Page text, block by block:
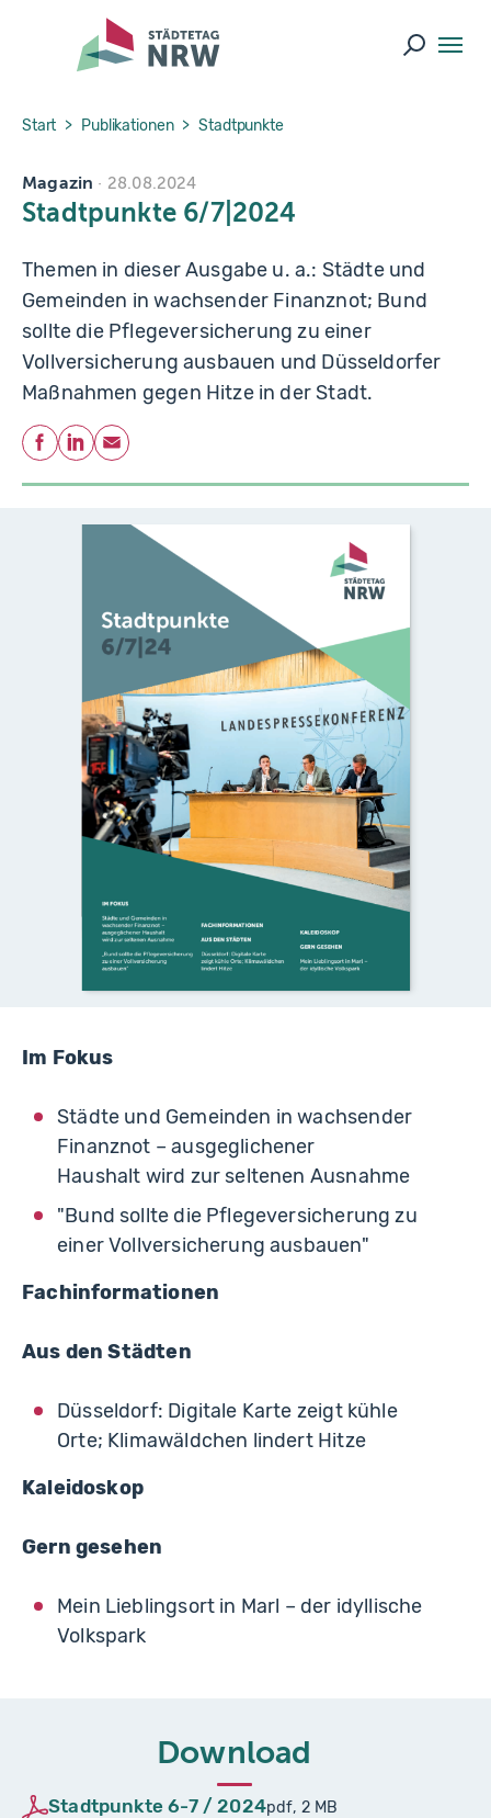
Skip to main navigation
Skip to main content
Skip to page footer
Suche
You are here:
Start Publikationen Stadtpunkte
Magazin 28.08.2024
Stadtpunkte 6/7|2024
Themen in dieser Ausgabe u. a.: Städte und
Gemeinden in wachsender Finanznot; Bund
sollte die Pflegeversicherung zu einer
Vollversicherung ausbauen und Düsseldorfer
Maßnahmen gegen Hitze in der Stadt.
Teilen
Facebook
LinkedIn
E-Mail
Im Fokus
Städte und Gemeinden in wachsender
Finanznot – ausgeglichener
Haushalt wird zur seltenen Ausnahme
"Bund sollte die Pflegeversicherung zu
einer Vollversicherung ausbauen"
Fachinformationen
Aus den Städten
Düsseldorf: Digitale Karte zeigt kühle
Orte; Klimawäldchen lindert Hitze
Kaleidoskop
Gern gesehen
Mein Lieblingsort in Marl – der idyllische
Volkspark
Download
Stadtpunkte 6-7 / 2024pdf, 2 MB